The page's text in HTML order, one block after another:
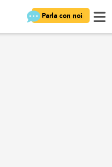
Parla con noi